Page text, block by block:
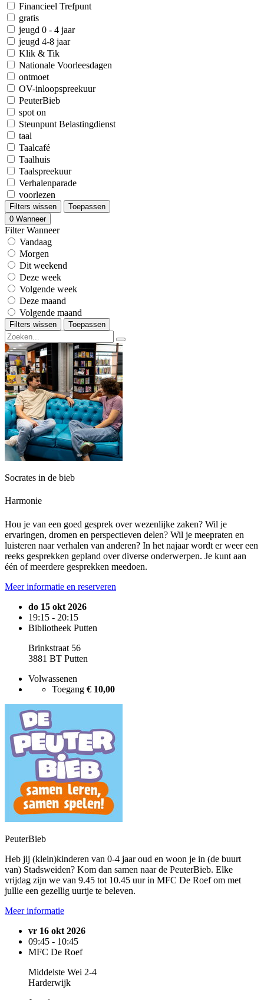
Financieel Trefpunt
gratis
jeugd 0 - 4 jaar
jeugd 4-8 jaar
Klik & Tik
Nationale Voorleesdagen
ontmoet
OV-inloopspreekuur
PeuterBieb
spot on
Steunpunt Belastingdienst
taal
Taalcafé
Taalhuis
Taalspreekuur
Verhalenparade
voorlezen
Filters wissen
Toepassen
0 Wanneer
Filter Wanneer
Vandaag
Morgen
Dit weekend
Deze week
Volgende week
Deze maand
Volgende maand
Filters wissen Toepassen
Socrates in de bieb
Harmonie
Hou je van een goed gesprek over wezenlijke zaken? Wil je
ervaringen, dromen en perspectieven delen? Wil je meepraten en
luisteren naar verhalen van anderen? In het najaar wordt er weer een
reeks gesprekken gepland over diverse onderwerpen. Je kunt aan
één of meerdere gesprekken meedoen.
Meer informatie en reserveren
do 15 okt 2026
19:15 - 20:15
Bibliotheek Putten
Brinkstraat 56
3881 BT Putten
Volwassenen
Toegang € 10,00
PeuterBieb
Heb jij (klein)kinderen van 0-4 jaar oud en woon je in (de buurt
van) Stadsweiden? Kom dan samen naar de PeuterBieb. Elke
vrijdag zijn we van 9.45 tot 10.45 uur in MFC De Roef om met
jullie een gezellig uurtje te beleven.
Meer informatie
vr 16 okt 2026
09:45 - 10:45
MFC De Roef
Middelste Wei 2-4
Harderwijk